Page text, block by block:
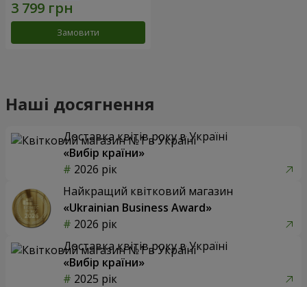
Замовити
Наші досягнення
Доставка квітів року в Україні
«Вибір країни»
2026 рік
Найкращий квітковий магазин
«Ukrainian Business Award»
2026 рік
Доставка квітів року в Україні
«Вибір країни»
2025 рік